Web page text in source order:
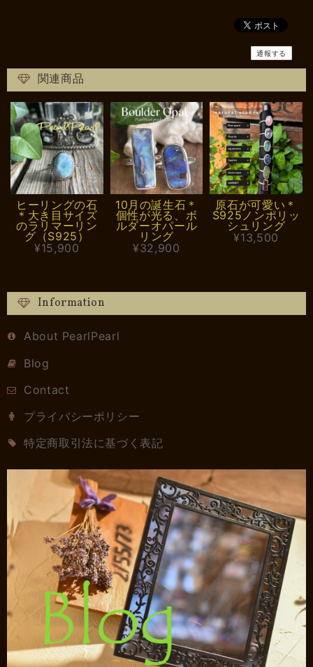
通報する
関連商品
ヒーリングの石
＊大き目サイズ
のラリマーリン
グ（S925）
¥15,900
10月の誕生石＊
個性が光る、ボ
ルダーオパール
リング
¥32,900
原石が可愛い＊
S925ノンポリッ
シュリング
¥13,500
Information
About PearlPearl
Blog
Contact
プライバシーポリシー
特定商取引法に基づく表記